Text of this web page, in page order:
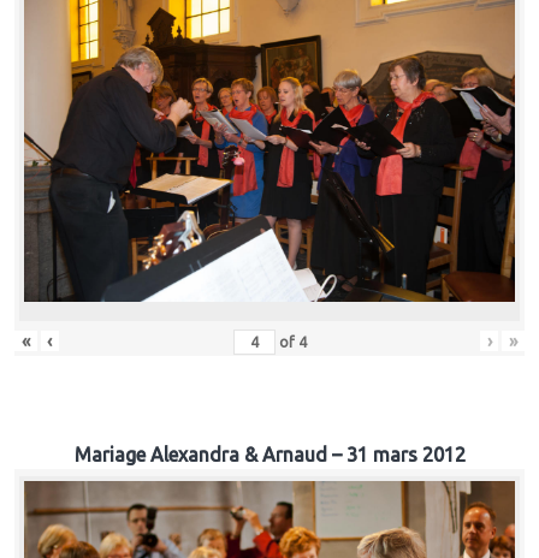
« ‹ of 4 › »
Mariage Alexandra & Arnaud – 31 mars 2012